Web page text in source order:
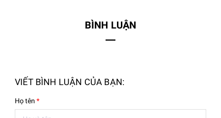
BÌNH LUẬN
VIẾT BÌNH LUẬN CỦA BẠN:
Họ tên *